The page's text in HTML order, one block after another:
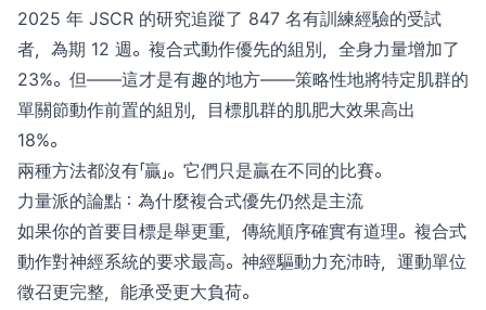
2025 年 JSCR 的研究追蹤了 847 名有訓練經驗的受試
者，為期 12 週。複合式動作優先的組別，全身力量增加了
23%。但——這才是有趣的地方——策略性地將特定肌群的
單關節動作前置的組別，目標肌群的肌肥大效果高出
18%。
兩種方法都沒有「贏」。它們只是贏在不同的比賽。
力量派的論點：為什麼複合式優先仍然是主流
如果你的首要目標是舉更重，傳統順序確實有道理。複合式
動作對神經系統的要求最高。神經驅動力充沛時，運動單位
徵召更完整，能承受更大負荷。